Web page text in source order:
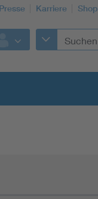
Presse Karriere Shop